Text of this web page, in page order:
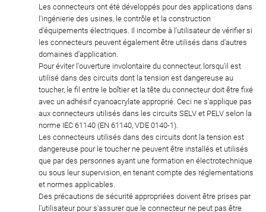
Les connecteurs ont été développés pour des applications dans
l'ingénierie des usines, le contrôle et la construction
d'équipements électriques. Il incombe à l'utilisateur de vérifier si
les connecteurs peuvent également être utilisés dans d'autres
domaines d'application.
Pour éviter l'ouverture involontaire du connecteur, lorsqu'il est
utilisé dans des circuits dont la tension est dangereuse au
toucher, le fil entre le boîtier et la tête du connecteur doit être fixé
avec un adhésif cyanoacrylate approprié. Ceci ne s'applique pas
aux connecteurs utilisés dans les circuits SELV et PELV selon la
norme IEC 61140 (EN 61140, VDE 0140-1).
Les connecteurs utilisés dans des circuits dont la tension est
dangereuse pour le toucher ne peuvent être installés et utilisés
que par des personnes ayant une formation en électrotechnique
ou sous leur supervision, en tenant compte des réglementations
et normes applicables.
Des précautions de sécurité appropriées doivent être prises par
l'utilisateur pour s'assurer que le connecteur ne peut pas être